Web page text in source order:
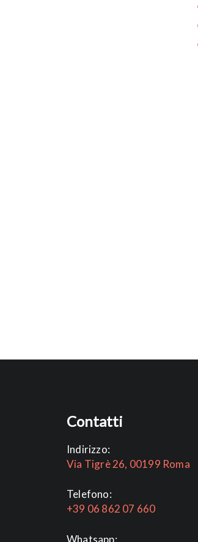
Contatti
Indirizzo:
Via Tigrè 26, 00199 Roma
Telefono:
+39 06 862 07 660
Whatsapp: